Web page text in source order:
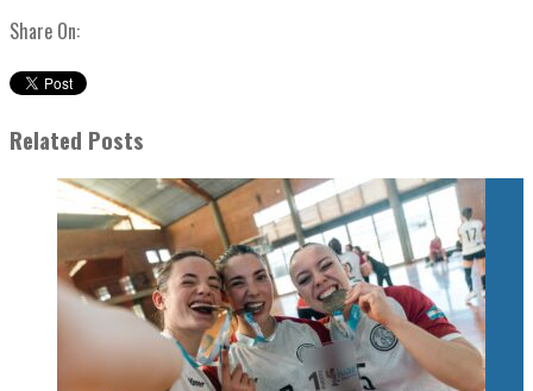
Share On:
Related Posts